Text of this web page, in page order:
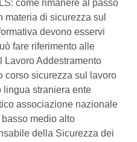
come rimanere al passo
di sicurezza sul
devono esservi
fare riferimento alle
Lavoro Addestramento
corso sicurezza sul lavoro
lingua straniera ente
associazione nazionale
medio alto
della Sicurezza dei